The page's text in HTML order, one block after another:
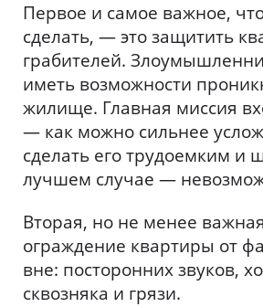
Первое и самое важное,
сделать, — это защитить
грабителей.
иметь возможности
жилище. Главная миссия
— как можно сильнее
сделать его трудоемким и
лучшем случае —
Вторая, но не менее
ограждение квартиры от
вне: посторонних звуков,
сквозняка и грязи.